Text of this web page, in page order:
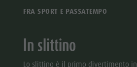
FRA SPORT E PASSATEMPO
In slittino
Lo slittino è il primo divertimento